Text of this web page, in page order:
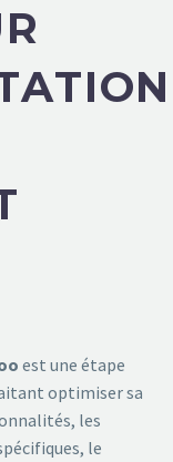
est une étape
optimiser sa
les
le